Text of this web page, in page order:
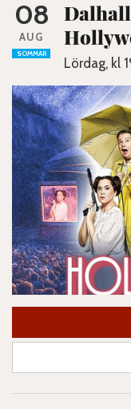
08
AUG
SOMMAR
Lördag, kl